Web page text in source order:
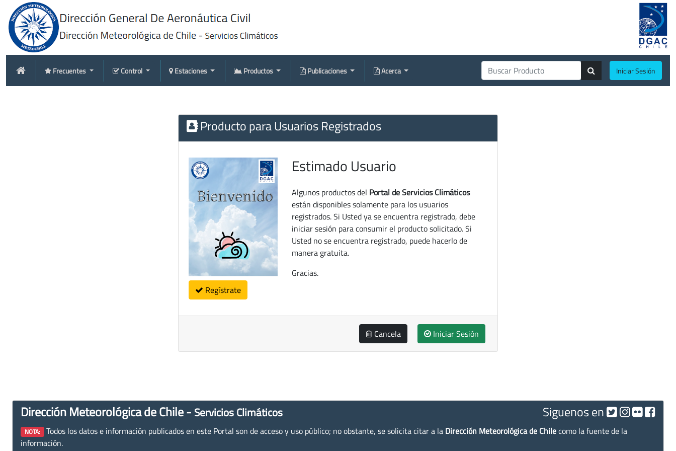
Frecuentes Control Estaciones Productos Publicaciones Acerca Iniciar Sesión
Producto para Usuarios Registrados
Regístrate
Estimado Usuario
Algunos productos del Portal de Servicios Climáticos
están disponibles solamente para los usuarios
registrados. Si Usted ya se encuentra registrado, debe
iniciar sesión para consumir el producto solicitado. Si
Usted no se encuentra registrado, puede hacerlo de
manera gratuita.
Gracias.
Cancela Iniciar Sesión
Dirección Meteorológica de Chile - Servicios Climáticos Siguenos en
NOTA: Todos los datos e información publicados en este Portal son de acceso y uso público; no obstante, se solicita citar a la Dirección Meteorológica de Chilecomo la fuente de la
información.